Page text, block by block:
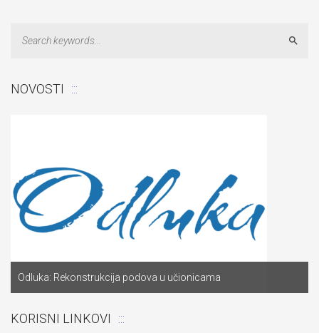
NOVOSTI
Odluka: Rekonstrukcija podova u učionicama
KORISNI LINKOVI